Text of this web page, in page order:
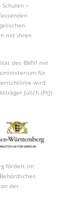
–
mit ihren
des BMVI mit
für
wird
Jülich (PtJ)
fördert im
der